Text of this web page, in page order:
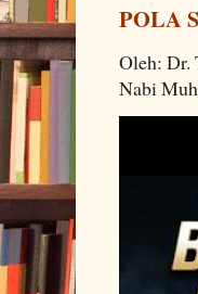
POLA
Oleh: Dr.
Nabi